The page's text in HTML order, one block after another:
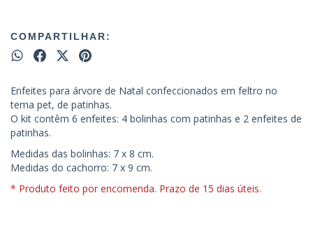
COMPARTILHAR:
Enfeites para árvore de Natal confeccionados em feltro no
tema pet, de patinhas.
O kit contêm 6 enfeites: 4 bolinhas com patinhas e 2 enfeites de
patinhas.
Medidas das bolinhas: 7 x 8 cm.
Medidas do cachorro: 7 x 9 cm.
* Produto feito por encomenda. Prazo de 15 dias úteis.